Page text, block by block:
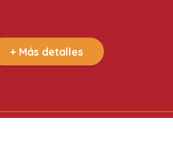
+ Más detalles